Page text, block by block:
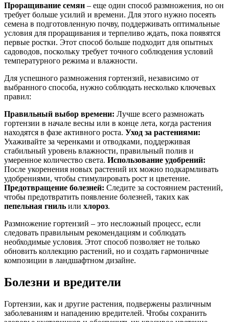
Проращивание семян – еще один способ размножения, но он
требует больше усилий и времени. Для этого нужно посеять
семена в подготовленную почву, поддерживать оптимальные
условия для проращивания и терпеливо ждать, пока появятся
первые ростки. Этот способ больше подходит для опытных
садоводов, поскольку требует точного соблюдения условий
температурного режима и влажности.
Для успешного размножения гортензий, независимо от
выбранного способа, нужно соблюдать несколько ключевых
правил:
Правильный выбор времени: Лучше всего размножать
гортензии в начале весны или в конце лета, когда растения
находятся в фазе активного роста. Уход за растениями:
Ухаживайте за черенками и отводками, поддерживая
стабильный уровень влажности, правильный полив и
умеренное количество света. Использование удобрений:
После укоренения новых растений их можно подкармливать
удобрениями, чтобы стимулировать рост и цветение.
Предотвращение болезней: Следите за состоянием растений,
чтобы предотвратить появление болезней, таких как
пепельная гниль или хлороз.
Размножение гортензий – это несложный процесс, если
следовать правильным рекомендациям и соблюдать
необходимые условия. Этот способ позволяет не только
обновить коллекцию растений, но и создать гармоничные
композиции в ландшафтном дизайне.
Болезни и вредители
Гортензии, как и другие растения, подвержены различным
заболеваниям и нападению вредителей. Чтобы сохранить